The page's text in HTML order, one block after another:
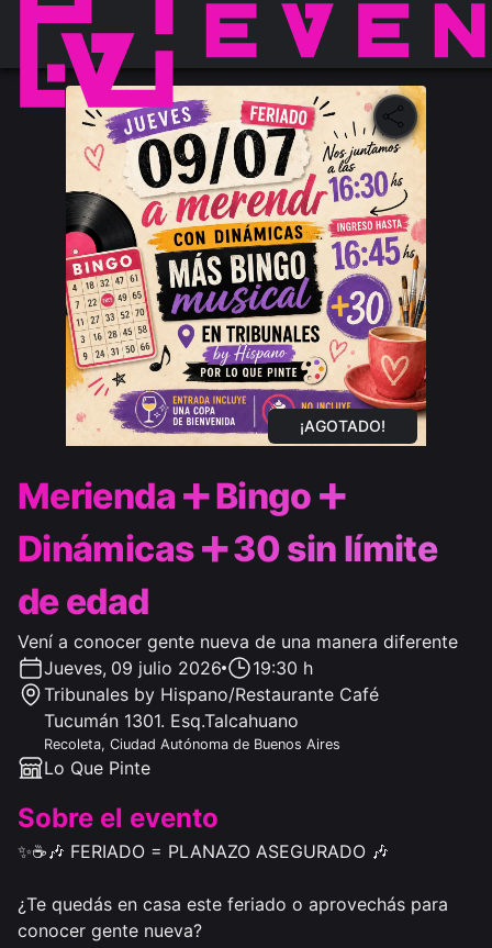
¡AGOTADO!
Merienda ➕ Bingo ➕
Dinámicas ➕ 30 sin límite
de edad
Vení a conocer gente nueva de una manera diferente
Jueves, 09 julio 2026
19:30 h
Tribunales by Hispano/Restaurante Café
Tucumán 1301. Esq.Talcahuano
Recoleta, Ciudad Autónoma de Buenos Aires
Lo Que Pinte
Sobre el evento
✨☕️🎶 FERIADO = PLANAZO ASEGURADO 🎶
¿Te quedás en casa este feriado o aprovechás para
conocer gente nueva?